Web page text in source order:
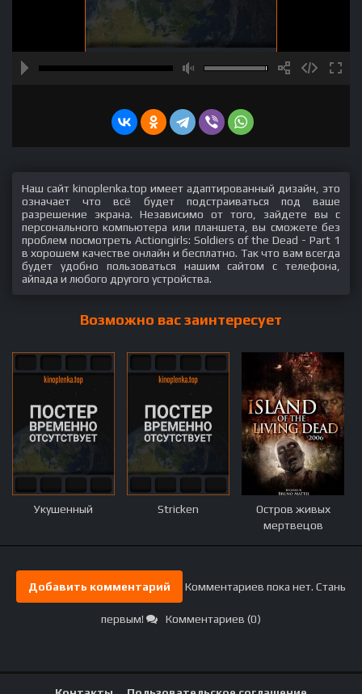
Наш сайт kinoplenka.top имеет адаптированный дизайн, это
означает что всё будет подстраиваться под ваше
разрешение экрана. Независимо от того, зайдете вы с
персонального компьютера или планшета, вы сможете без
проблем посмотреть Actiongirls: Soldiers of the Dead - Part 1
в хорошем качестве онлайн и бесплатно. Так что вам всегда
будет удобно пользоваться нашим сайтом с телефона,
айпада и любого другого устройства.
Возможно вас заинтересует
Укушенный Stricken
Остров живых
мертвецов
Добавить комментарий Комментариев пока нет. Стань
первым! Комментариев (0)